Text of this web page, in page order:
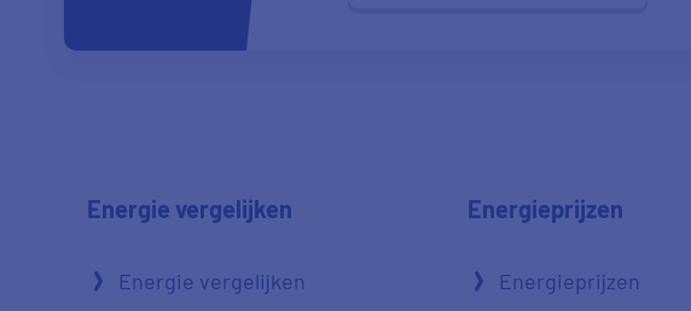
Energie vergelijken
Energie vergelijken
Energieprijzen
Energieprijzen